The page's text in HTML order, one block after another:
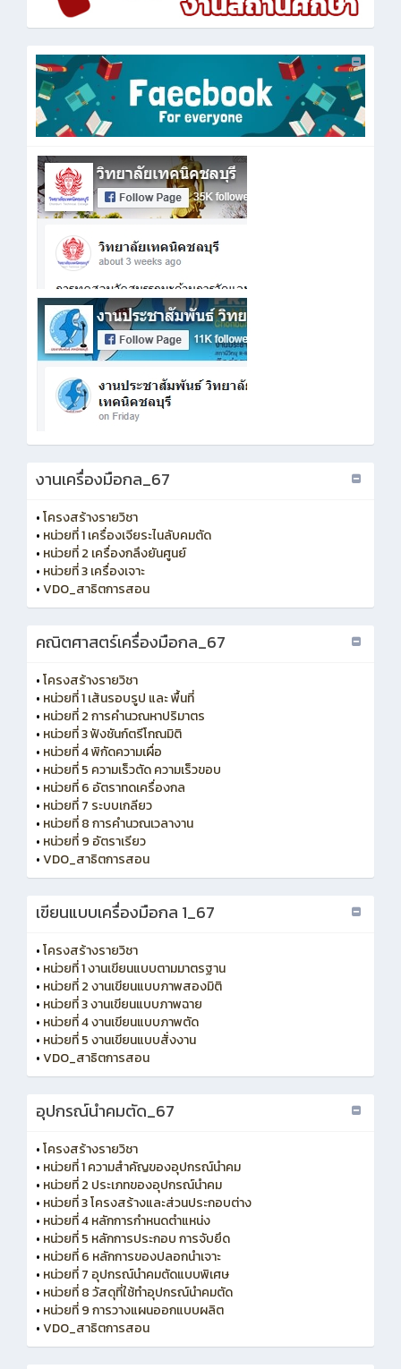
งานเครื่องมือกล_67
•โครงสร้างรายวิชา
• หน่วยที่ 1 เครื่องเจียระไนลับคมตัด
• หน่วยที่ 2 เครื่องกลึงยันศูนย์
• หน่วยที่ 3 เครื่องเจาะ
•VDO_สาธิตการสอน
คณิตศาสตร์เครื่องมือกล_67
•โครงสร้างรายวิชา
• หน่วยที่ 1 เส้นรอบรูป และ พื้นที่
• หน่วยที่ 2 การคำนวณหาปริมาตร
• หน่วยที่ 3 ฟังชันก์ตรีโกณมิติ
• หน่วยที่ 4 พิกัดความเผื่อ
• หน่วยที่ 5 ความเร็วตัด ความเร็วขอบ
• หน่วยที่ 6 อัตราทดเครื่องกล
• หน่วยที่ 7 ระบบเกลียว
• หน่วยที่ 8 การคำนวณเวลางาน
• หน่วยที่ 9 อัตราเรียว
•VDO_สาธิตการสอน
เขียนแบบเครื่องมือกล 1_67
•โครงสร้างรายวิชา
• หน่วยที่ 1 งานเขียนแบบตามมาตรฐาน
• หน่วยที่ 2 งานเขียนแบบภาพสองมิติ
• หน่วยที่ 3 งานเขียนแบบภาพฉาย
• หน่วยที่ 4 งานเขียนแบบภาพตัด
• หน่วยที่ 5 งานเขียนแบบสั่งงาน
•VDO_สาธิตการสอน
อุปกรณ์นำคมตัด_67
•โครงสร้างรายวิชา
• หน่วยที่ 1 ความสำคัญของอุปกรณ์นำคม
• หน่วยที่ 2 ประเภทของอุปกรณ์นำคม
• หน่วยที่ 3 โครงสร้างและส่วนประกอบต่าง
• หน่วยที่ 4 หลักการกำหนดตำแหน่ง
• หน่วยที่ 5 หลักการประกอบ การจับยึด
• หน่วยที่ 6 หลักการของปลอกนำเจาะ
• หน่วยที่ 7 อุปกรณ์นำคมตัดแบบพิเศษ
• หน่วยที่ 8 วัสดุที่ใช้ทำอุปกรณ์นำคมตัด
• หน่วยที่ 9 การวางแผนออกแบบผลิต
•VDO_สาธิตการสอน